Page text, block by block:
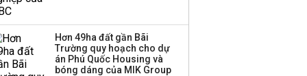
Hơn 49ha đất gần Bãi
Trường quy hoạch cho dự
án Phú Quốc Housing và
bóng dáng của MIK Group